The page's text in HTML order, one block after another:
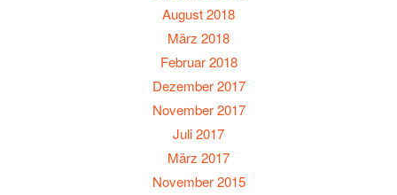
August 2018
März 2018
Februar 2018
Dezember 2017
November 2017
Juli 2017
März 2017
November 2015